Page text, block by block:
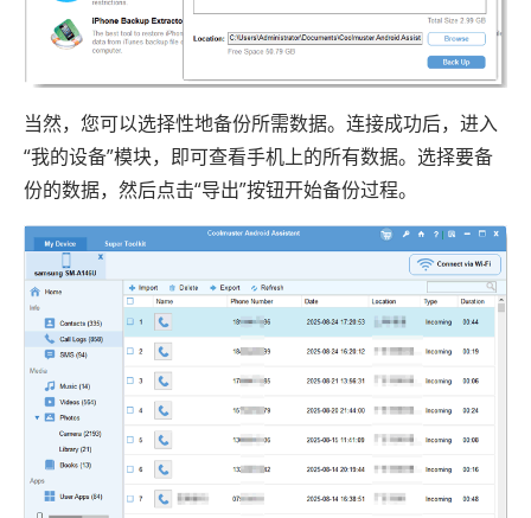
当然，您可以选择性地备份所需数据。连接成功后，进入
“我的设备”模块，即可查看手机上的所有数据。选择要备
份的数据，然后点击“导出”按钮开始备份过程。